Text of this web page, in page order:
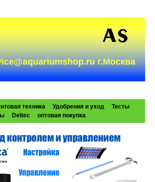
г.Москва
техника Удобрения и уход
Тесты
Deltec оптовая покупка